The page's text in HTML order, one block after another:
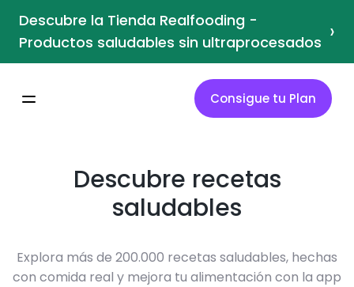
Descubre la Tienda Realfooding -
Productos saludables sin ultraprocesados ›
Consigue tu Plan
Descubre recetas
saludables
Explora más de 200.000 recetas saludables, hechas
con comida real y mejora tu alimentación con la app